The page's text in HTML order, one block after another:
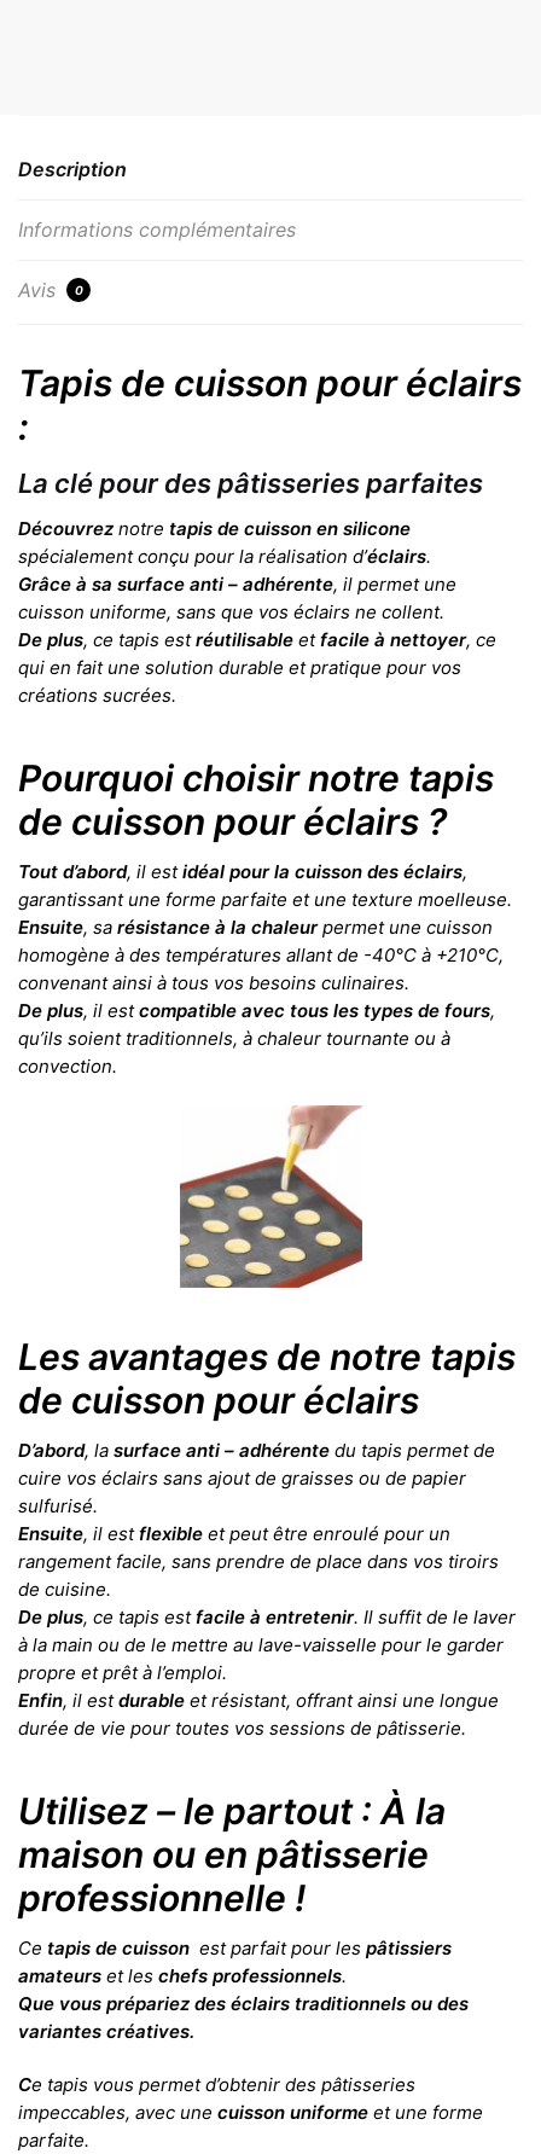
Description
Informations complémentaires
Avis 0
Tapis de cuisson pour éclairs
:
La clé pour des pâtisseries parfaites
Découvrez notre tapis de cuisson en silicone
spécialement conçu pour la réalisation d’éclairs.
Grâce à sa surface anti – adhérente, il permet une
cuisson uniforme, sans que vos éclairs ne collent.
De plus, ce tapis estréutilisable etfacile à nettoyer, ce
qui en fait une solution durable et pratique pour vos
créations sucrées.
Pourquoi choisir notre tapis
de cuisson pour éclairs ?
Tout d’abord, il estidéal pour la cuisson des éclairs,
garantissant une forme parfaite et une texture moelleuse.
Ensuite, sa résistance à la chaleurpermet une cuisson
homogène à des températures allant de -40°C à +210°C,
convenant ainsi à tous vos besoins culinaires.
De plus, il estcompatible avec tous les types de fours,
qu’ils soient traditionnels, à chaleur tournante ou à
convection.
Les avantages de notre tapis
de cuisson pour éclairs
D’abord, la surface anti – adhérente du tapis permet de
cuire vos éclairs sans ajout de graisses ou de papier
sulfurisé.
Ensuite, il estflexible et peut être enroulé pour un
rangement facile, sans prendre de place dans vos tiroirs
de cuisine.
De plus, ce tapis estfacile à entretenir. Il suffit de le laver
à la main ou de le mettre au lave-vaisselle pour le garder
propre et prêt à l’emploi.
Enfin, il estdurable et résistant, offrant ainsi une longue
durée de vie pour toutes vos sessions de pâtisserie.
Utilisez – le partout : À la
maison ou en pâtisserie
professionnelle !
Ce tapis de cuisson est parfait pour les pâtissiers
amateurs et les chefs professionnels.
Que vous prépariez des éclairs traditionnels ou des
variantes créatives.
Ce tapis vous permet d’obtenir des pâtisseries
impeccables, avec une cuisson uniforme et une forme
parfaite.